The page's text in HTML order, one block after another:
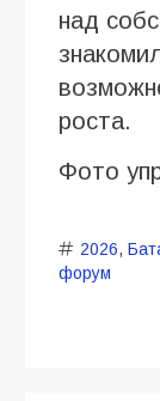
над
роста.
Фото
2026,
форум